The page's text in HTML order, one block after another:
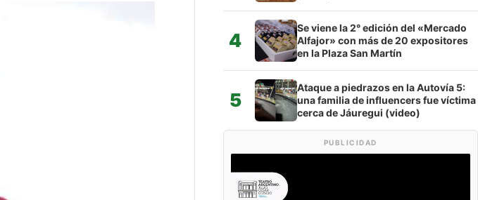
4
Se viene la 2° edición del «Mercado
Alfajor» con más de 20 expositores
en la Plaza San Martín
5
Ataque a piedrazos en la Autovía 5:
una familia de influencers fue víctima
cerca de Jáuregui (video)
PUBLICIDAD